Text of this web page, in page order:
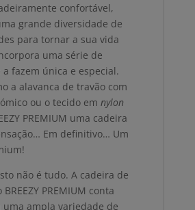
confortável,
grande diversidade de
para tornar a sua vida
uma série de
fazem única e especial.
a alavanca de travão com
ou o tecido em nylon
PREMIUM uma cadeira
Em definitivo… Um
não é tudo. A cadeira de
PREMIUM conta
ampla variedade de